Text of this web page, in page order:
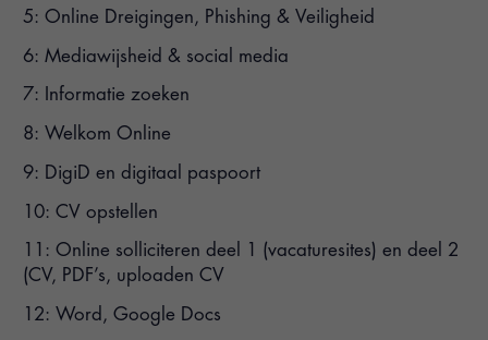
5: Online Dreigingen, Phishing & Veiligheid
6: Mediawijsheid & social media
7: Informatie zoeken
8: Welkom Online
9: DigiD en digitaal paspoort
10: CV opstellen
11: Online solliciteren deel 1 (vacaturesites) en deel 2
(CV, PDF’s, uploaden CV
12: Word, Google Docs